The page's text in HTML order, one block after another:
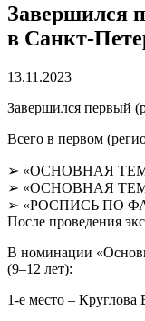
Завершился
в Санкт-
13.11.2023
Завершился первый
Всего в первом
➢ «ОСНОВНАЯ
➢ «ОСНОВНАЯ
➢ «РОСПИСЬ ПО
После проведения
В номинации
(9–12 лет):
1-е место – Круглова